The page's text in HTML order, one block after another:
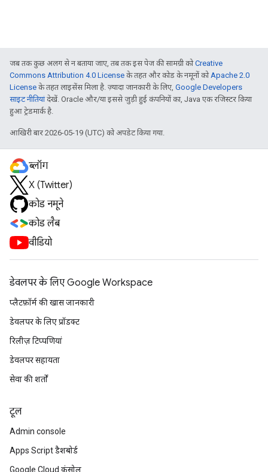
जब तक कुछ अलग से न बताया जाए, तब तक इस पेज की सामग्री कोCreative
Commons Attribution 4.0 License के तहत और कोड के नमूनों कोApache 2.0
License के तहत लाइसेंस मिला है. ज़्यादा जानकारी के लिए, Google Developers
साइट नीतियांदेखें. Oracle और/या इससे जुड़ी हुई कंपनियों का, Java एक रजिस्टर किया
हुआ ट्रेडमार्क है.
आखिरी बार 2026-05-19 (UTC) को अपडेट किया गया.
ब्लॉग
X (Twitter)
कोड नमूने
कोड लैब
वीडियो
डेवलपर के लिए Google Workspace
प्लैटफ़ॉर्म की खास जानकारी
डेवलपर के लिए प्रॉडक्ट
रिलीज़ टिप्पणियां
डेवलपर सहायता
सेवा की शर्तों
टूल
Admin console
Apps Script डैशबोर्ड
Google Cloud कंसोल